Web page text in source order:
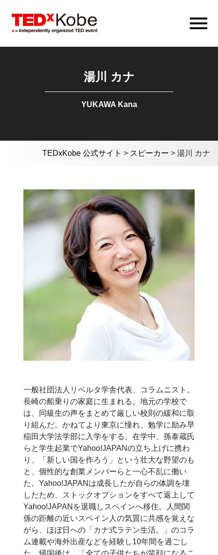
湯川 カナ
YUKAWA Kana
TEDxKobe 公式サイト > スピーカー > 湯川 カナ
一般社団法人リベルタ学舎代表、コラムニスト。
長崎の船乗りの家庭に生まれる。地元の学校で
は、同級生の声をまとめて厳しい校則の緩和に取
り組んだ。かねてより東京に憧れ、勉学に励み早
稲田大学法学部に入学をする。在学中、孫泰蔵氏
らと学生起業でYahoo!JAPANの立ち上げに携わ
り、「新しい国を作ろう」という壮大な野望のも
と、個性的な創業メンバーらと一心不乱に働い
た。Yahoo!JAPANは成長したが自らの体調を壊
したため、ストックオプションをすべて返上して
Yahoo!JAPANを退職しスペインへ移住。人間関
係の距離の近いスペイン人の気質に共感を覚えな
がら、ほぼ日への「カナ式ラテン生活。」のコラ
ム連載や海外出産などを経験し10年間を過ごし
た。帰国後は、「全ての子供たちが笑顔になるこ